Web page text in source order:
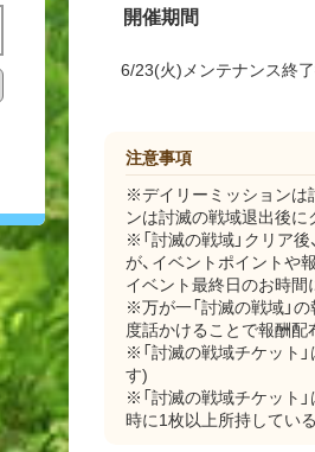
開催期間
6/23(火)メンテナンス終
注意事項
※デイリーミッションは
ンは討滅の戦域退出後
※「討滅の戦域」クリア
が、イベントポイントや
イベント最終日のお時
※万が一「討滅の戦域」
度話かけることで報酬配
※「討滅の戦域チケット
す)
※「討滅の戦域チケット
時に1枚以上所持してい